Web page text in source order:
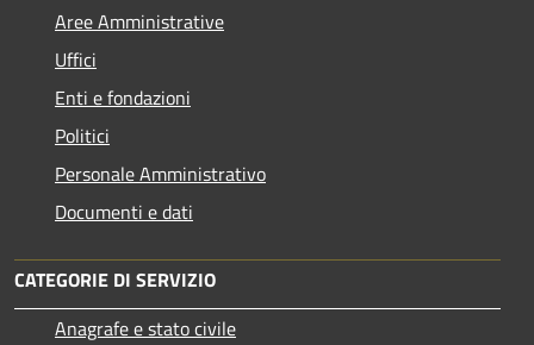
Aree Amministrative
Uffici
Enti e fondazioni
Politici
Personale Amministrativo
Documenti e dati
CATEGORIE DI SERVIZIO
Anagrafe e stato civile